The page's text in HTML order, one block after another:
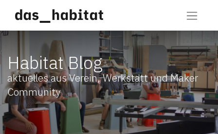
Habitat Blog
aktuelles aus Verein, Werkstatt und Maker
Community